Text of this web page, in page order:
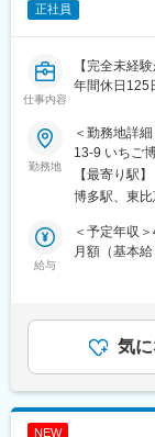
備の維持管理
◇新規成形技
術の導入検討
◇顧客テク
・顧客現場
因究明と対
・顧客との
設備の提案
培った技術
して、エレ
革新や製品
正社員
仕事内容
【完全未経
年間休日125
■業務概要：
生コン製造
どの提案、
に対する製
えするポジ
■業務詳細：
・販売数量
※業務割合
です。
勤務地
＜勤務地詳
13-9 いちご
範囲：会社
【最寄り駅】
博多駅、東
給与
＜予定年収
月額（基本
デル年収：
経験13年・
金額であり
は固定手当
気
NEW